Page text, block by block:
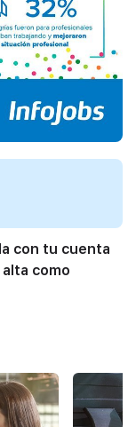
con tu cuenta
como